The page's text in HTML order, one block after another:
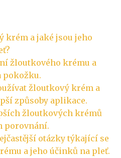
krém a jaké jsou jeho
žloutkového krému a
pokožku.
žloutkový krém a
způsoby aplikace.
žloutkových krémů
porovnání.
otázky týkající se
a jeho účinků na pleť.